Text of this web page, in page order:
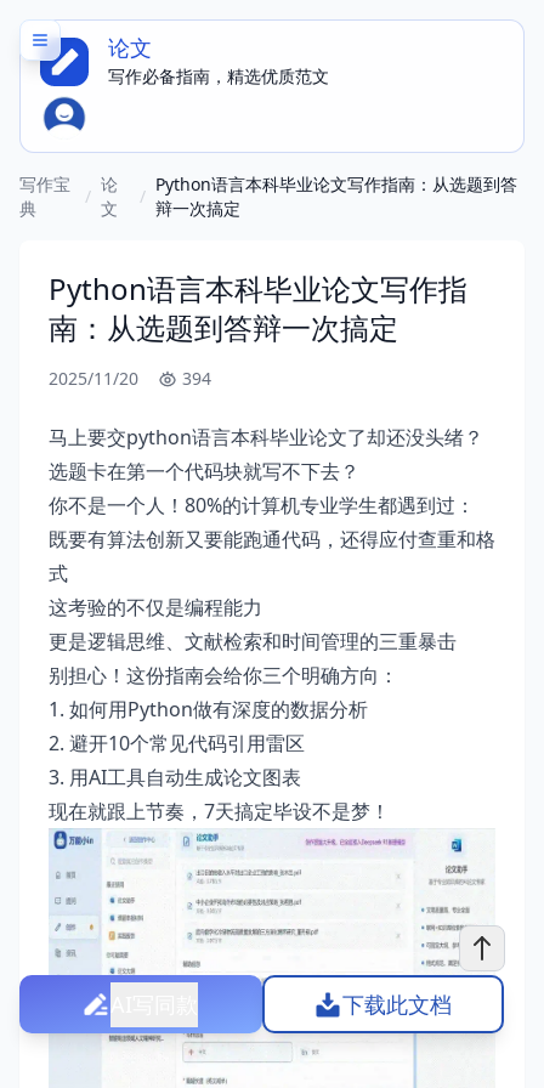
论文
写作必备指南，精选优质范文
写作宝
典
/
论
文
/
Python语言本科毕业论文写作指南：从选题到答
辩一次搞定
Python语言本科毕业论文写作指
南：从选题到答辩一次搞定
2025/11/20 394
马上要交python语言本科毕业论文了却还没头绪？
选题卡在第一个代码块就写不下去？
你不是一个人！80%的计算机专业学生都遇到过：
既要有算法创新又要能跑通代码，还得应付查重和格
式
这考验的不仅是编程能力
更是逻辑思维、文献检索和时间管理的三重暴击
别担心！这份指南会给你三个明确方向：
1. 如何用Python做有深度的数据分析
2. 避开10个常见代码引用雷区
3. 用AI工具自动生成论文图表
现在就跟上节奏，7天搞定毕设不是梦！
下载此文档